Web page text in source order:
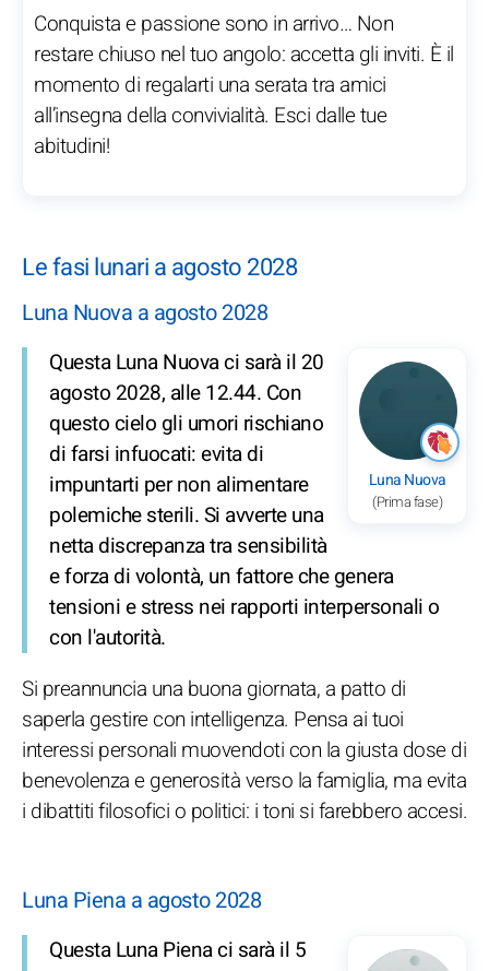
Conquista e passione sono in arrivo… Non
restare chiuso nel tuo angolo: accetta gli inviti. È il
momento di regalarti una serata tra amici
all’insegna della convivialità. Esci dalle tue
abitudini!
Le fasi lunari a agosto 2028
Luna Nuova a agosto 2028
Luna Nuova
(Prima fase)
Questa Luna Nuova ci sarà il 20
agosto 2028, alle 12.44. Con
questo cielo gli umori rischiano
di farsi infuocati: evita di
impuntarti per non alimentare
polemiche sterili. Si avverte una
netta discrepanza tra sensibilità
e forza di volontà, un fattore che genera
tensioni e stress nei rapporti interpersonali o
con l'autorità.
Si preannuncia una buona giornata, a patto di
saperla gestire con intelligenza. Pensa ai tuoi
interessi personali muovendoti con la giusta dose di
benevolenza e generosità verso la famiglia, ma evita
i dibattiti filosofici o politici: i toni si farebbero accesi.
Luna Piena a agosto 2028
Questa Luna Piena ci sarà il 5